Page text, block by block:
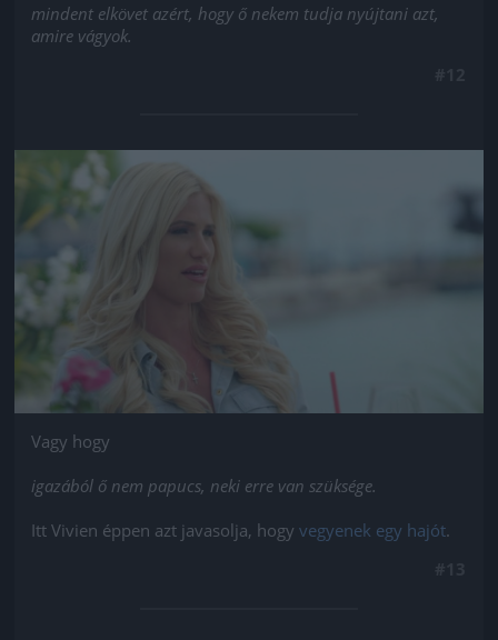
mindent elkövet azért, hogy ő nekem tudja nyújtani azt,
amire vágyok.
Jön még kép!
Vagy hogy
igazából ő nem papucs, neki erre van szüksége.
Itt Vivien éppen azt javasolja, hogy vegyenek egy hajót.